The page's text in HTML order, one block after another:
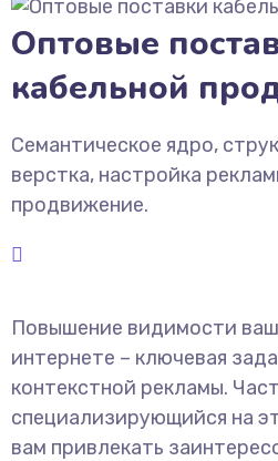
Оптовые
кабельной
Семантическое ядро,
верстка, настройка
продвижение.
Повышение видимости
интернете – ключевая
контекстной рекламы.
специализирующийся на
вам привлекать